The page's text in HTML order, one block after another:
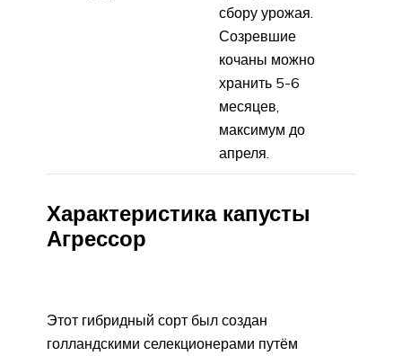
сбору урожая.
Созревшие
кочаны можно
хранить 5-6
месяцев,
максимум до
апреля.
Характеристика капусты
Агрессор
Этот гибридный сорт был создан
голландскими селекционерами путём